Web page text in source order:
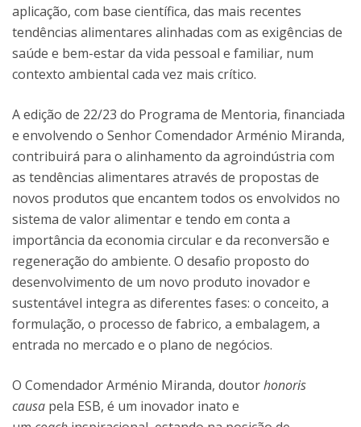
aplicação, com base científica, das mais recentes
tendências alimentares alinhadas com as exigências de
saúde e bem-estar da vida pessoal e familiar, num
contexto ambiental cada vez mais crítico.
A edição de 22/23 do Programa de Mentoria, financiada
e envolvendo o Senhor Comendador Arménio Miranda,
contribuirá para o alinhamento da agroindústria com
as tendências alimentares através de propostas de
novos produtos que encantem todos os envolvidos no
sistema de valor alimentar e tendo em conta a
importância da economia circular e da reconversão e
regeneração do ambiente. O desafio proposto do
desenvolvimento de um novo produto inovador e
sustentável integra as diferentes fases: o conceito, a
formulação, o processo de fabrico, a embalagem, a
entrada no mercado e o plano de negócios.
O Comendador Arménio Miranda, doutorhonoris
causa pela ESB, é um inovador inato e